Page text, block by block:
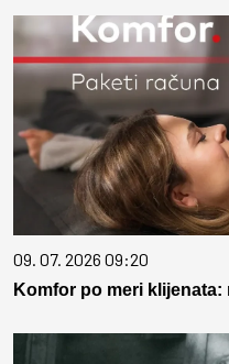
09. 07. 2026 09:20
Komfor po meri